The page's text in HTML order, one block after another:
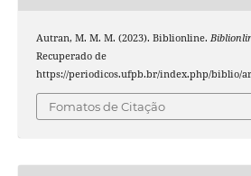
Autran, M. M. M. (2023). Biblionline.
Recuperado de
https://periodicos.ufpb.br/index.php/biblio/
Fomatos de Citação